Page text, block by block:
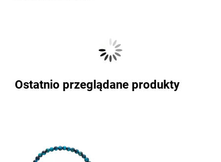
Ostatnio przeglądane produkty